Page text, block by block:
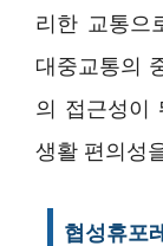
리한 교통으
대중교통의
의 접근성이
생활 편의성
협성휴포